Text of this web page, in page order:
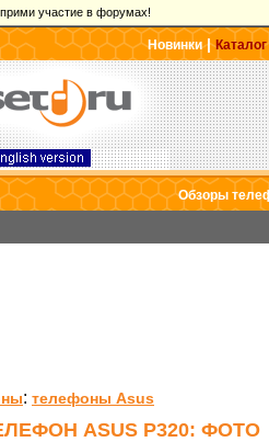
участие в форумах!
Новинки|
Обзоры
: телефоны Asus
ASUS P320: ФОТО